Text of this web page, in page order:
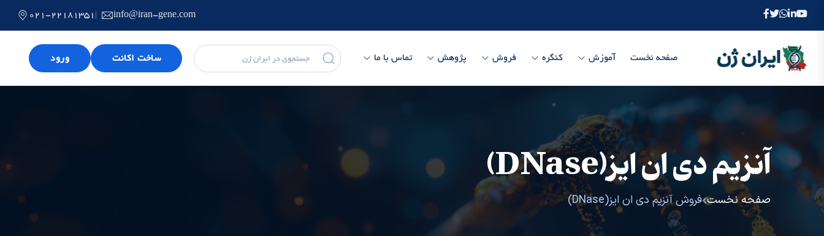
021-22181351 info@iran-gene.com
صفحه نخست آموزش کنگره فروش پژوهش تماس با ما ساخت اکانت ورود
آنزیم دی ان ایز(DNase)
صفحه نخست فروش آنزیم دی ان ایز(DNase)